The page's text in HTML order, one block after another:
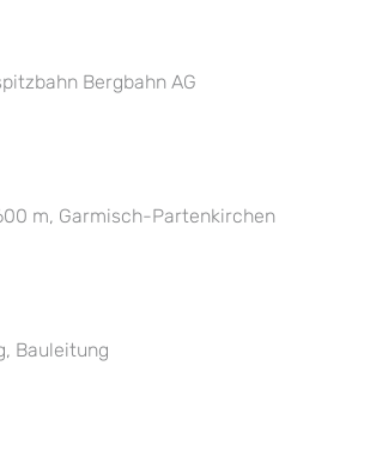
Bergbahn AG
m, Garmisch-Partenkirchen
Bauleitung